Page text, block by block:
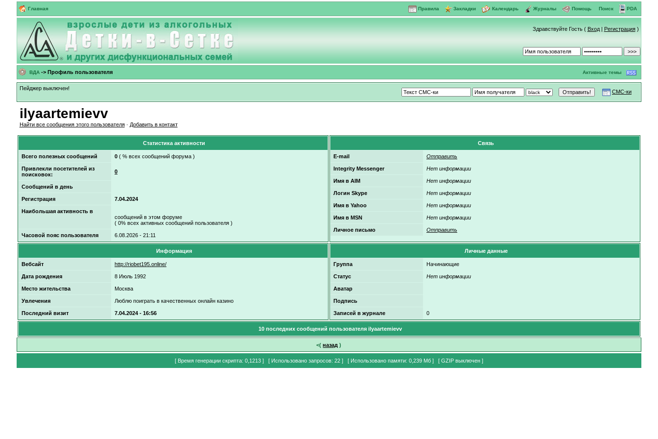
Главная Правила Закладки Календарь Журналы Помощь Поиск PDA
Здравствуйте Гость ( Вход| Регистрация)
ВДА-> Профиль пользователя Активные темы
СМС-ки
Пейджер выключен!
ilyaartemievv
Найти все сообщения этого пользователя· Добавить в контакт
Статистика активности
Всего полезных сообщений 0( % всех сообщений форума )
Привлекли посетителей из
поисковок:
0
Сообщений в день
Регистрация 7.04.2024
Наибольшая активность в
сообщений в этом форуме
( 0% всех активных сообщений пользователя )
Часовой пояс пользователя 6.08.2026 - 21:11
Связь
E-mail Отправить
Integrity Messenger Нет информации
Имя в AIM Нет информации
Логин Skype Нет информации
Имя в Yahoo Нет информации
Имя в MSN Нет информации
Личное письмо Отправить
Информация
Вебсайт http://riobet195.online/
Дата рождения 8 Июль 1992
Место жительства Москва
Увлечения Люблю поиграть в качественных онлайн казино
Последний визит 7.04.2024 - 16:56
Личные данные
Группа Начинающие
Статус Нет информации
Аватар
Подпись
Записей в журнале 0
10 последних сообщений пользователя ilyaartemievv
<(назад )
[ Время генерации скрипта: 0,1213 ] [ Использовано запросов: 22 ] [ Использовано памяти: 0,239 Мб ] [ GZIP выключен ]